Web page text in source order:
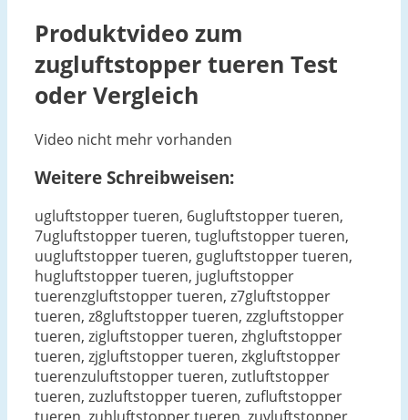
Produktvideo zum
zugluftstopper tueren Test
oder Vergleich
Video nicht mehr vorhanden
Weitere Schreibweisen:
ugluftstopper tueren, 6ugluftstopper tueren,
7ugluftstopper tueren, tugluftstopper tueren,
uugluftstopper tueren, gugluftstopper tueren,
hugluftstopper tueren, jugluftstopper
tuerenzgluftstopper tueren, z7gluftstopper
tueren, z8gluftstopper tueren, zzgluftstopper
tueren, zigluftstopper tueren, zhgluftstopper
tueren, zjgluftstopper tueren, zkgluftstopper
tuerenzuluftstopper tueren, zutluftstopper
tueren, zuzluftstopper tueren, zufluftstopper